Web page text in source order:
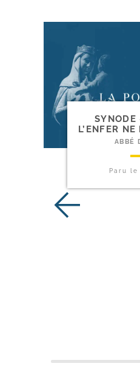
SYNODE
L’ENFER
ABBÉ
Paru